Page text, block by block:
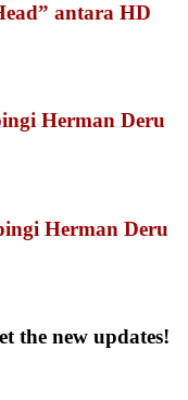
antara HD
Herman Deru
Herman Deru
the new updates!